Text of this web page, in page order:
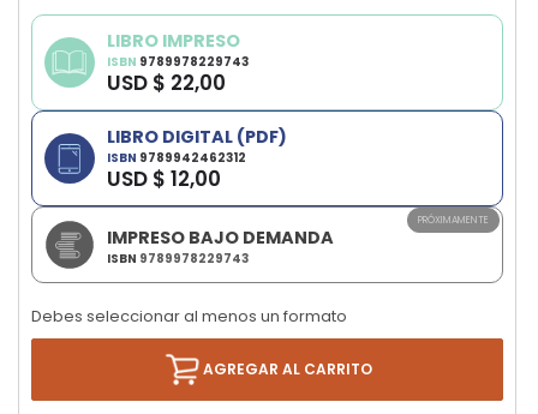
LIBRO IMPRESO
ISBN 9789978229743
USD $ 22,00
IMPRESO BAJO DEMANDA
ISBN 9789978229743
PRÓXIMAMENTE
LIBRO DIGITAL (PDF)
ISBN 9789942462312
USD $ 12,00
Debes seleccionar al menos un formato
AGREGAR AL CARRITO